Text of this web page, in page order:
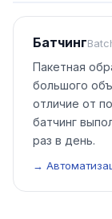
Батчинг
Пакетная
большого
отличие от
батчинг
раз в день.
→